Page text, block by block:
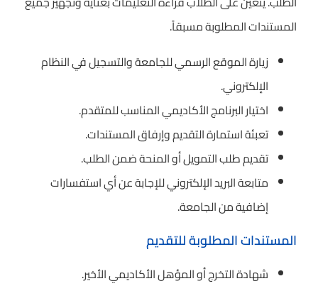
المستندات المطلوبة مسبقاً.
زيارة الموقع الرسمي للجامعة والتسجيل في النظام
الإلكتروني.
اختيار البرنامج الأكاديمي المناسب للمتقدم.
تعبئة استمارة التقديم وإرفاق المستندات.
تقديم طلب التمويل أو المنحة ضمن الطلب.
متابعة البريد الإلكتروني للإجابة عن أي استفسارات
إضافية من الجامعة.
المستندات المطلوبة للتقديم
شهادة التخرج أو المؤهل الأكاديمي الأخير.